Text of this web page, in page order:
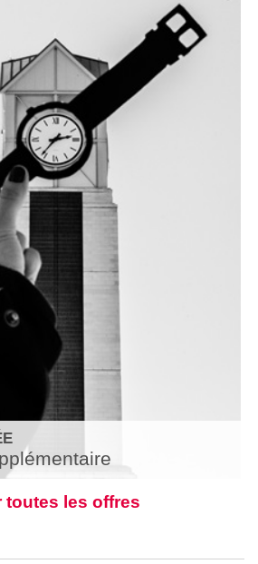
toutes les offres